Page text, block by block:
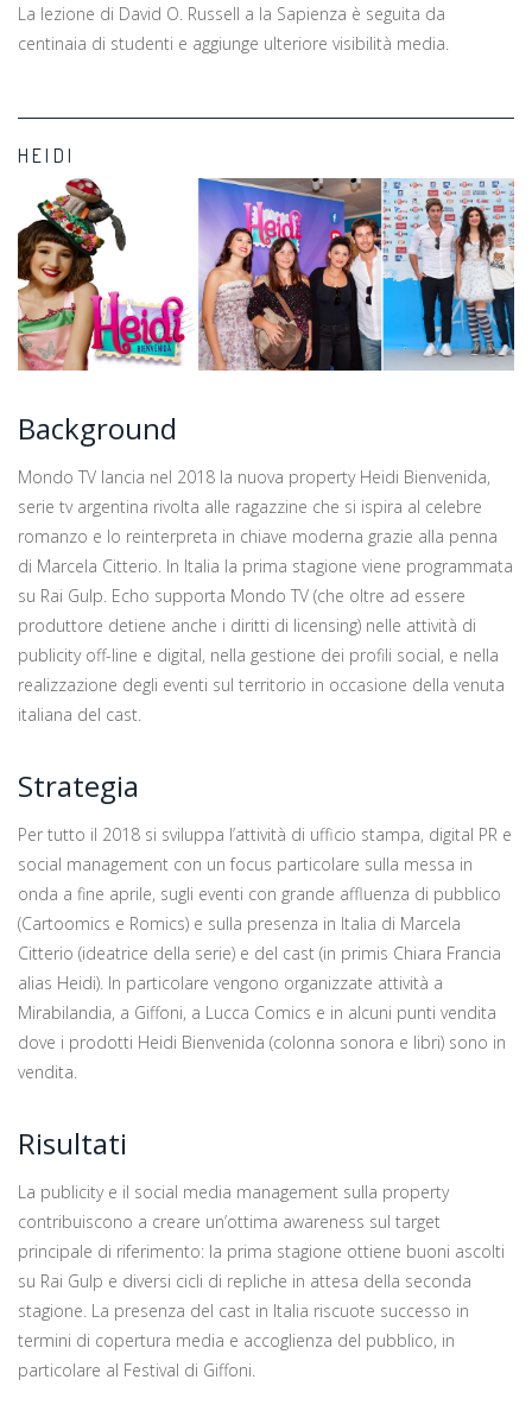
La lezione di David O. Russell a la Sapienza è seguita da
centinaia di studenti e aggiunge ulteriore visibilità media.
HEIDI
Background
Mondo TV lancia nel 2018 la nuova property Heidi Bienvenida,
serie tv argentina rivolta alle ragazzine che si ispira al celebre
romanzo e lo reinterpreta in chiave moderna grazie alla penna
di Marcela Citterio. In Italia la prima stagione viene programmata
su Rai Gulp. Echo supporta Mondo TV (che oltre ad essere
produttore detiene anche i diritti di licensing) nelle attività di
publicity off-line e digital, nella gestione dei profili social, e nella
realizzazione degli eventi sul territorio in occasione della venuta
italiana del cast.
Strategia
Per tutto il 2018 si sviluppa l’attività di ufficio stampa, digital PR e
social management con un focus particolare sulla messa in
onda a fine aprile, sugli eventi con grande affluenza di pubblico
(Cartoomics e Romics) e sulla presenza in Italia di Marcela
Citterio (ideatrice della serie) e del cast (in primis Chiara Francia
alias Heidi). In particolare vengono organizzate attività a
Mirabilandia, a Giffoni, a Lucca Comics e in alcuni punti vendita
dove i prodotti Heidi Bienvenida (colonna sonora e libri) sono in
vendita.
Risultati
La publicity e il social media management sulla property
contribuiscono a creare un’ottima awareness sul target
principale di riferimento: la prima stagione ottiene buoni ascolti
su Rai Gulp e diversi cicli di repliche in attesa della seconda
stagione. La presenza del cast in Italia riscuote successo in
termini di copertura media e accoglienza del pubblico, in
particolare al Festival di Giffoni.